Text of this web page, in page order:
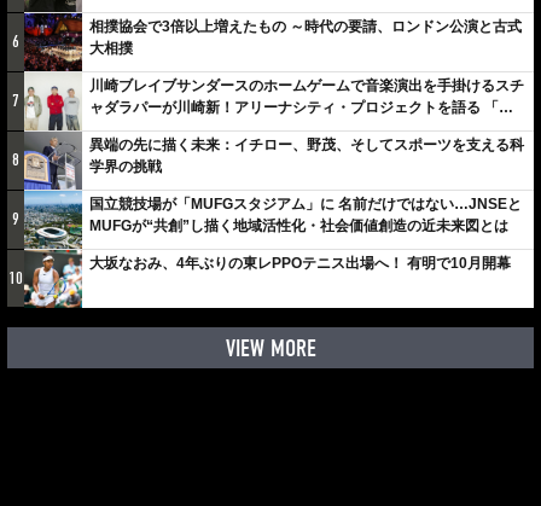
6
相撲協会で3倍以上増えたもの ～時代の要請、ロンドン公演と古式
大相撲
7
川崎ブレイブサンダースのホームゲームで音楽演出を手掛けるスチ
ャダラパーが川崎新！アリーナシティ・プロジェクトを語る 「楽
しみでしかないでしょ。川崎は、ずっと成長曲線だから」
8
異端の先に描く未来：イチロー、野茂、そしてスポーツを支える科
学界の挑戦
9
国立競技場が「MUFGスタジアム」に 名前だけではない…JNSEと
MUFGが“共創”し描く地域活性化・社会価値創造の近未来図とは
10
大坂なおみ、4年ぶりの東レPPOテニス出場へ！ 有明で10月開幕
VIEW MORE